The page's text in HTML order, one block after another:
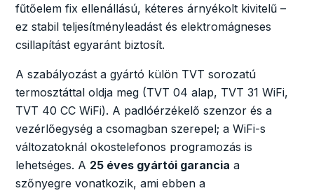
fűtőelem fix ellenállású, kéteres árnyékolt kivitelű –
ez stabil teljesítményleadást és elektromágneses
csillapítást egyaránt biztosít.
A szabályozást a gyártó külön TVT sorozatú
termosztáttal oldja meg (TVT 04 alap, TVT 31 WiFi,
TVT 40 CC WiFi). A padlóérzékelő szenzor és a
vezérlőegység a csomagban szerepel; a WiFi-s
változatoknál okostelefonos programozás is
lehetséges. A 25 éves gyártói garancia a
szőnyegre vonatkozik, ami ebben a